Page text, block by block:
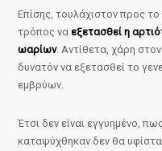
Επίσης, τουλάχιστον προς
τρόπος ναεξετασθεί η
ωαρίων. Αντίθετα, χάρη
δυνατόν να εξετασθεί το
εμβρύων.
Έτσι δεν είναι εγγυημένο,
καταψύχθηκαν δεν θα